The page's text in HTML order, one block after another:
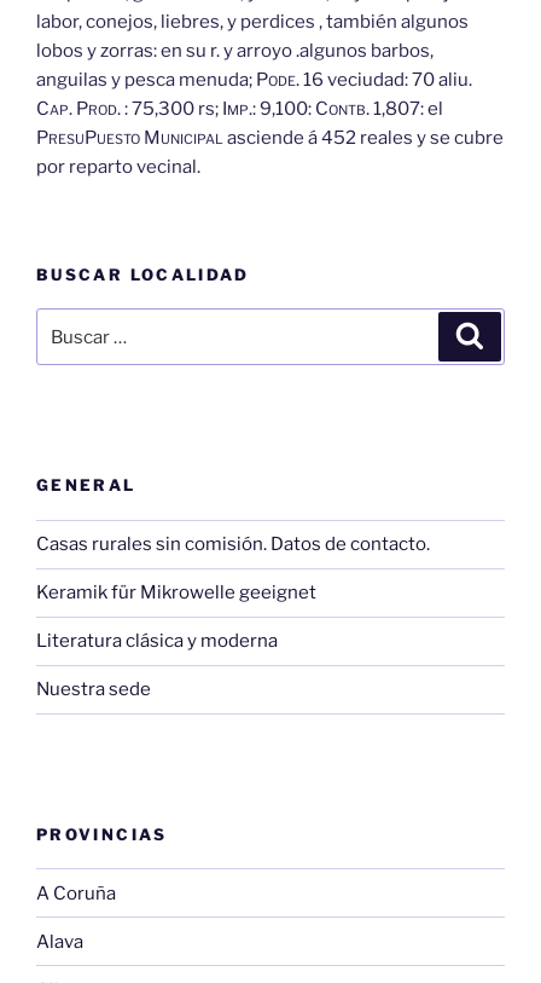
labor, conejos, liebres, y perdices , también algunos
lobos y zorras: en su r. y arroyo .algunos barbos,
anguilas y pesca menuda; Pode.16 veciudad: 70 aliu.
Cap. Prod.: 75,300 rs; Imp.:9,100: Contb.1,807: el
PresuPuesto Municipalasciende á 452 reales y se cubre
por reparto vecinal.
BUSCAR LOCALIDAD
por:
GENERAL
Casas rurales sin comisión. Datos de contacto.
Keramik für Mikrowelle geeignet
Literatura clásica y moderna
Nuestra sede
PROVINCIAS
A Coruña
Alava